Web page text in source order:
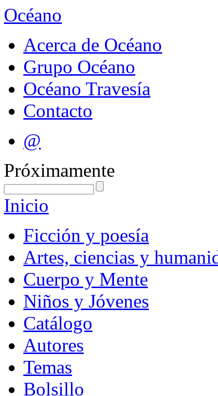
Océano
Acerca de Océano
Grupo Océano
Océano Travesía
Contacto
@
Próximamente
Inicio
Ficción y poesía
Artes, ciencias y
Cuerpo y Mente
Niños y Jóvenes
Catálogo
Autores
Temas
Bolsillo